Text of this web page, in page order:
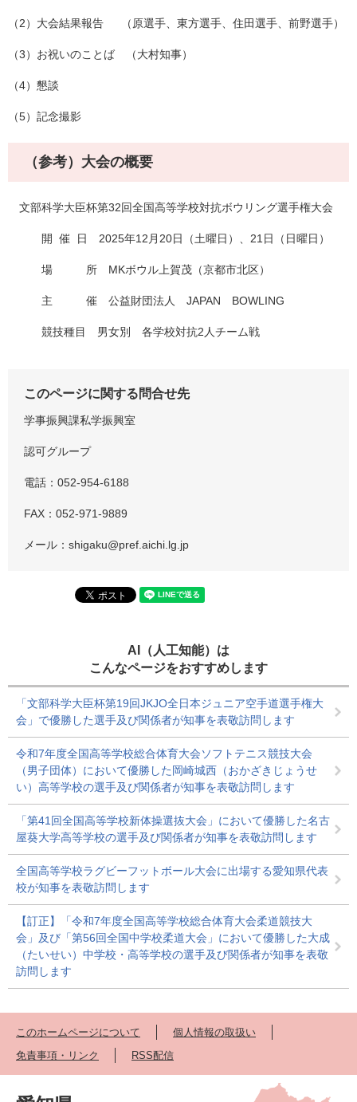
（2）大会結果報告 （原選手、東方選手、住田選手、前野選手）
（3）お祝いのことば （大村知事）
（4）懇談
（5）記念撮影
（参考）大会の概要
文部科学大臣杯第32回全国高等学校対抗ボウリング選手権大会
開 催 日 2025年12月20日（土曜日）、21日（日曜日）
場 所 MKボウル上賀茂（京都市北区）
主 催 公益財団法人 JAPAN BOWLING
競技種目 男女別 各学校対抗2人チーム戦
このページに関する問合せ先
学事振興課私学振興室
認可グループ
電話：052-954-6188
FAX：052-971-9889
メール：shigaku@pref.aichi.lg.jp
AI（人工知能）は
こんなページをおすすめします
「文部科学大臣杯第19回JKJO全日本ジュニア空手道選手権大
会」で優勝した選手及び関係者が知事を表敬訪問します
令和7年度全国高等学校総合体育大会ソフトテニス競技大会
（男子団体）において優勝した岡崎城西（おかざきじょうせ
い）高等学校の選手及び関係者が知事を表敬訪問します
「第41回全国高等学校新体操選抜大会」において優勝した名古
屋葵大学高等学校の選手及び関係者が知事を表敬訪問します
全国高等学校ラグビーフットボール大会に出場する愛知県代表
校が知事を表敬訪問します
【訂正】「令和7年度全国高等学校総合体育大会柔道競技大
会」及び「第56回全国中学校柔道大会」において優勝した大成
（たいせい）中学校・高等学校の選手及び関係者が知事を表敬
訪問します
このホームページについて
個人情報の取扱い
免責事項・リンク
RSS配信